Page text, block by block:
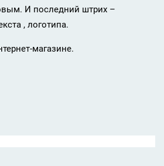
И последний штрих –
, логотипа.
магазине.